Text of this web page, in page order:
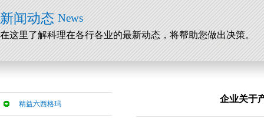
新闻动态 News
在这里了解科理在各行各业的最新动态，将帮助您做出决策。
精益六西格玛 企业关于